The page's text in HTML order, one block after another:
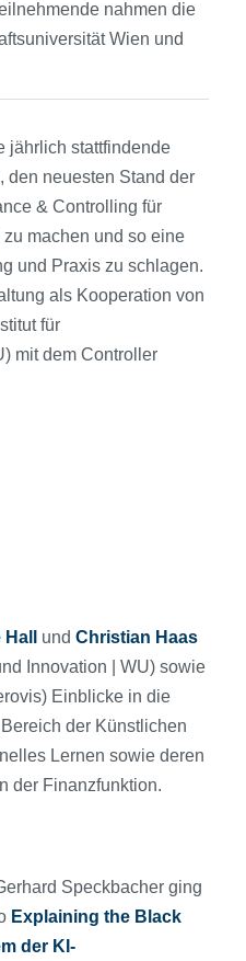
nahmen die
Wien und
jährlich stattfindende
den neuesten Stand der
& Controlling für
machen und so eine
und Praxis zu schlagen.
als Kooperation von
für
mit dem Controller
Hall und Christian Haas
Innovation | WU) sowie
Einblicke in die
der Künstlichen
Lernen sowie deren
der Finanzfunktion.
Speckbacher ging
Explaining the Black
der KI-